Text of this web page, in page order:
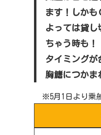
ます！しかも
よっては貸し
ちゃう時も！
タイミングが
胸鰭につかま
※5月1日より乗船